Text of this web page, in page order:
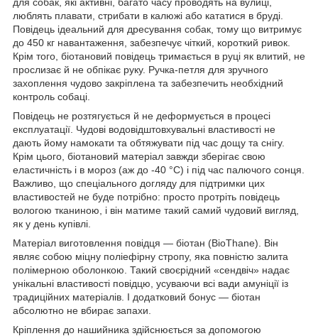
люблять плавати, стрибати в калюжі або кататися в бруді.
Повідець ідеальний для дресування собак, тому що витримує
до 450 кг навантаження, забезпечує чіткий, короткий ривок.
Крім того, біотановий повідець тримається в руці як влитий, не
прослизає й не обпікає руку. Ручка-петля для зручного
захоплення чудово закріплена та забезпечить необхідний
контроль собаці.
Повідець не розтягується й не деформується в процесі
експлуатації. Чудові водовідштовхувальні властивості не
дають йому намокати та обтяжувати під час дощу та снігу.
Крім цього, біотановий матеріал завжди зберігає свою
еластичність і в мороз (аж до -40 °C) і під час палючого сонця.
Важливо, що спеціального догляду для підтримки цих
властивостей не буде потрібно: просто протріть повідець
вологою тканиною, і він матиме такий самий чудовий вигляд,
як у день купівлі.
Матеріал виготовлення повідця — біотан (BioThane). Він
являє собою міцну поліефірну стропу, яка повністю залита
полімерною оболонкою. Такий своєрідний «сендвіч» надає
унікальні властивості повідцю, усуваючи всі вади амуніції із
традиційних матеріалів. І додатковий бонус — біотан
абсолютно не вбирає запахи.
Кріплення до нашийника здійснюється за допомогою